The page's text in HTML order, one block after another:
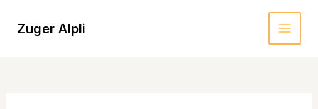
Inhalt
springen
Zuger Alpli